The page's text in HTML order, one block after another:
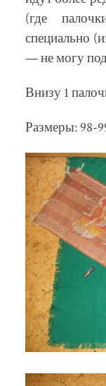
(где
специально
— не могу
Внизу 1
Размеры: 98-